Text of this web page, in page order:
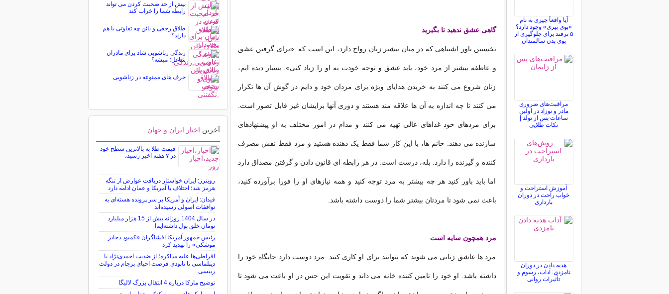
گاهی عشق ندهید تا بگیرید
نخستین باور اشتباهی که در میان بیشتر زنان رواج دارد، این است که: «برای گرفتن عشق
و عاطفه بیشتر از مرد خود، باید عشق و توجه خودت به او را زیاد کنی». بسیار دیده ایم،
زنان شروع می کنند به خریدن هدایای ویژه برای مردان خود و دایم در گوش آن ها تکرار
می کنند تا چه اندازه به آن ها علاقه مند هستند و دوری آنها برایشان غیر قابل تصور است.
برای مردهای خود غذاهای عالی تهیه می کنند و مدام در امور مختلف به او پیشنهادهای
سازنده می دهند. خانم ها، با این کار شما فقط یک دهنده هستید و مرد فقط نقش مصرف
کننده و گیرنده را دارد. بله، درست است. در هر رابطه ای قانون دادن و گرفتن مصداق دارد
اما باید باور کنید هر چه بیشتر به مرد توجه کنید و همه نیازهای او را فورا برآورده کنید،
باعث نمی شود تا مردتان بیشتر شما را دوست داشته باشد.
مرد همچون سایه است
مرد ها عاشق زنانی می شوند که بتوانند برای او کاری کنند. مرد دوست دارد جایگاه خود را
داشته باشد. او خود را تامین کننده خانه می داند و تقویت این حس در او باعث می شود تا
آیا واقعاً چیزی به نام
«بوی پیری» وجود دارد؟
۵ ترفند برای جلوگیری از
بوی بدن سالمندان
مراقبت‌های ضروری
مادر و نوزاد در اولین
ساعات پس از تولد |
نکات طلایی
آموزش استراحت و
خواب راحت در دوران
بارداری
هدیه دادن در دوران
نامزدی: آداب، رسوم و
تأثیرات روانی
بیش از حد صحبت کردن می تواند
رابطه شما را خراب کند
طلاق رجعی و بائن چه تفاوتی با هم
دارند؟
زندگی زناشویی شاد برای مادران
شاغل؛ میشه؟
حرف های ممنوعه در زناشویی
آخرین اخبار ایران و جهان
قیمت طلا به بالاترین سطح خود
در ۷ هفته اخیر رسید،
رویترز: ایران خواستار دریافت عوارض از تنگه
هرمز شد؛ اختلاف با آمریکا و عمان ادامه دارد
فیدان: ایران و آمریکا بر سر پرونده هسته‌ای به
توافقات اصولی رسیده‌اند
در سال 1404 روزانه بیش از 15 هزار میلیارد
تومان خلق پول داشته‌ایم!
رئیس جمهور آمریکا افشاگران «کمبود ذخایر
موشکی» را تهدید کرد
افراطی‌ها علیه مذاکره؛ از ضدیت احمدی‌نژاد با
دیپلماسی تا نابودی فرصت احیای برجام در دولت
رییسی
توضیح مارکا درباره 4 انتقال بزرگ لالیگا